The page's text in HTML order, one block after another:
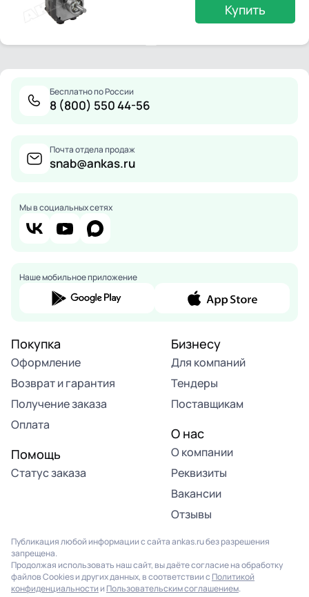
Купить
Бесплатно по России
8 (800) 550 44-56
Почта отдела продаж
snab@ankas.ru
Мы в социальных сетях
Наше мобильное приложение
Покупка
Оформление
Возврат и гарантия
Получение заказа
Оплата
Помощь
Статус заказа
Бизнесу
Для компаний
Тендеры
Поставщикам
О нас
О компании
Реквизиты
Вакансии
Отзывы
Публикация любой информации с сайта ankas.ru без разрешения
запрещена.
Продолжая использовать наш сайт, вы даёте согласие на обработку
файлов Cookies и других данных, в соответствии с Политикой
конфиденциальности и Пользовательским соглашением.